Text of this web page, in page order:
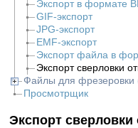
Экспорт в формате
GIF-экспорт
JPG-экспорт
EMF-экспорт
Экспорт файла в
Экспорт сверловки
Файлы для фрезеровки
Просмотрщик
Экспорт сверловки